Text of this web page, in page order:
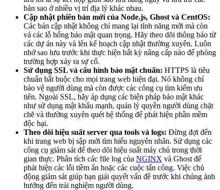
bản sao ở nhiều vị trí địa lý khác nhau.
Cập nhật phiên bản mới của Node.js, Ghost và CentOS:
Các bản cập nhật không chỉ mang lại tính năng mới mà còn
vá các lỗ hổng bảo mật quan trọng. Hãy theo dõi thông báo từ
các dự án này và lên kế hoạch cập nhật thường xuyên. Luôn
nhớ sao lưu trước khi thực hiện bất kỳ nâng cấp nào để phòng
trường hợp xảy ra sự cố.
Sử dụng SSL và cấu hình bảo mật chuẩn: HTTPS là tiêu
chuẩn bắt buộc cho mọi trang web hiện đại. Nó không chỉ
bảo vệ người dùng mà còn được các công cụ tìm kiếm ưu
tiên. Ngoài SSL, hãy áp dụng các biện pháp bảo mật khác
như sử dụng mật khẩu mạnh, quản lý quyền người dùng chặt
chẽ và thường xuyên quét hệ thống để phát hiện phần mềm
độc hại.
Theo dõi hiệu suất server qua tools và logs: Đừng đợi đến
khi trang web bị sập mới tìm hiểu nguyên nhân. Sử dụng các
công cụ giám sát để theo dõi hiệu suất máy chủ trong thời
gian thực. Phân tích các file log của NGINX và Ghost để
phát hiện các lỗi tiềm ẩn hoặc các cuộc tấn công. Việc chủ
động giám sát giúp bạn giải quyết vấn đề trước khi chúng ảnh
hưởng đến trải nghiệm người dùng.